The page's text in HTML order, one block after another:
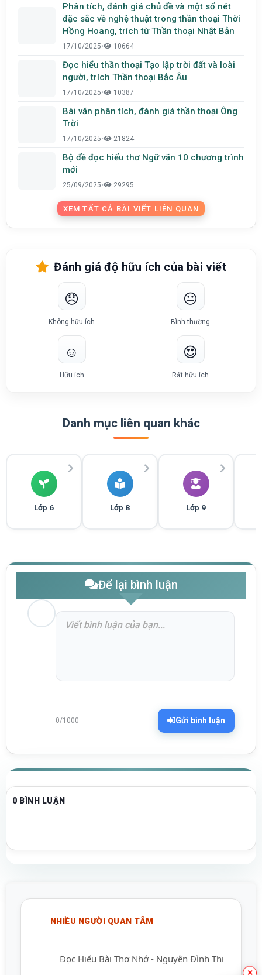
Phân tích, đánh giá chủ đề và một số nét
đặc sắc về nghệ thuật trong thần thoại Thời
Hồng Hoang, trích từ Thần thoại Nhật Bản
17/10/2025• 10664
Đọc hiểu thần thoại Tạo lập trời đất và loài
người, trích Thần thoại Bắc Âu
17/10/2025• 10387
Bài văn phân tích, đánh giá thần thoại Ông
Trời
17/10/2025• 21824
Bộ đề đọc hiểu thơ Ngữ văn 10 chương trình
mới
25/09/2025• 29295
XEM TẤT CẢ BÀI VIẾT LIÊN QUAN
Đánh giá độ hữu ích của bài viết
😞
Không hữu ích
😐
Bình thường
☺️
Hữu ích
😍
Rất hữu ích
Danh mục liên quan khác
Lớp 6 Lớp 8 Lớp 9
Để lại bình luận
0/1000 Gửi bình luận
0 BÌNH LUẬN
NHIỀU NGƯỜI QUAN TÂM
Đọc Hiểu Bài Thơ Nhớ - Nguyễn Đình Thi
×